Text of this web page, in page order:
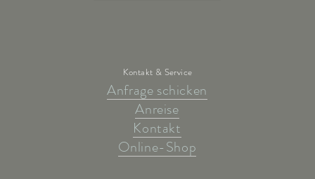
Kontakt & Service
Anfrage schicken
Anreise
Kontakt
Online-Shop